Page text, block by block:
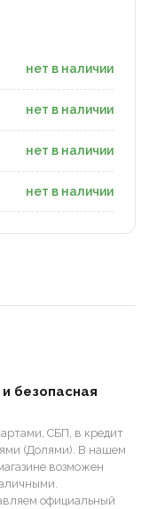
нет в наличии
нет в наличии
нет в наличии
нет в наличии
и безопасная
СБП, в кредит
(Долями). В нашем
возможен
официальный